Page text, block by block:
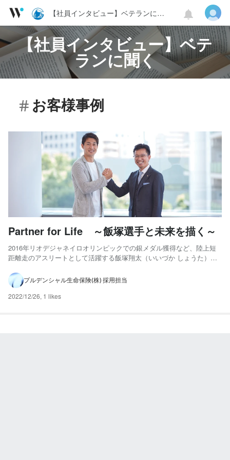
【社員インタビュー】ベテランに聞く
【社員インタビュー】ベテ
ランに聞く
お客様事例
Partner for Life ～飯塚選手と未来を描く～
2016年リオデジャネイロオリンピックでの銀メダル獲得など、陸上短
距離走のアスリートとして活躍する飯塚翔太（いいづか しょうた）さ
で常に注目される存在です。今回は担当ライフプランナー・櫻井敏夫の
ナビゲートで、プルデンシャル生命のライフプランニングツー...
プルデンシャル生命保険(株) 採用担当
2022/12/26, 1 likes